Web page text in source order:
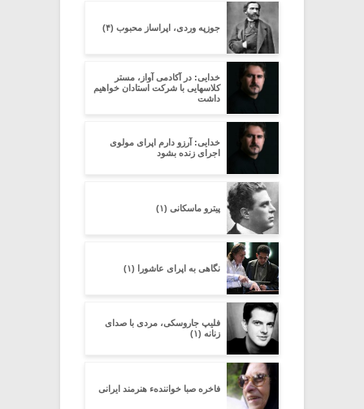
جوزپه وردی، اپراساز محبوب (۴)
خدایی: در آکادمی آواز، مستر
کلاسهایی با شرکت استادان خواهیم
داشت
خدایی: آرزو دارم اپرای مولوی
اجرای زنده بشود
پیترو ماسکانی (۱)
نگاهی به اپرای عاشورا (۱)
فلیپ جاروسکی، مردی با صدای
زنانه (۱)
فاخره صبا خوانندهء هنرمند ایرانی